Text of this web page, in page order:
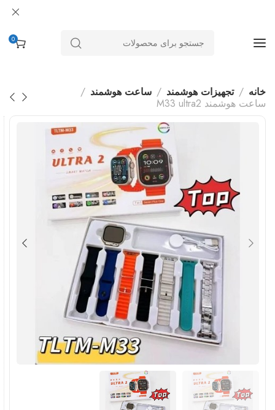
0
خانه تجهیزات هوشمند
ساعت هوشمند
ساعت هوشمند M33 ultra2